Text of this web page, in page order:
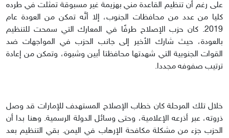
على رغم أن تنظيم القاعدة مني بهزيمة غير مسبوقة تمثلت في طرده
كليا من عدد من محافظات الجنوب، إلا أنَّه تمكن من العودة عام
2019. كان حزب الإصلاح طرفًا في المعارك التي سمحت للتنظيم
بالعودة، حيث شارك الأخير إلى جانب الحزب في المواجهات ضد
القوات الجنوبية التي شهدتها محافظتا أبين وشبوة، وتمكن من إعادة
ترتيب صفوفه مجددا.
خلال تلك المرحلة كان خطاب الإصلاح المستهدف للإمارات قد وصل
ذروته، عبر أذرعه الإعلامية، وحتى وسائل الدولة الرسمية. وهنا بدا أن
الحزب جزء من مشكلة مكافحة الإرهاب في اليمن. بقي التنظيم بعد